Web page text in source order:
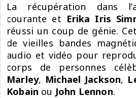
La récupération dans
courante et Erika Iris
réussi un coup de génie.
de vieilles bandes
audio et vidéo pour
corps de personnes
Marley, Michael Jackson,
Kobain ou John Lennon.